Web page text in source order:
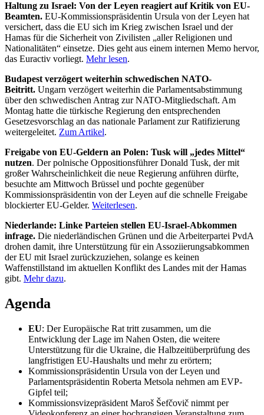
Haltung zu Israel: Von der Leyen reagiert auf Kritik von EU-
Beamten. EU-Kommissionspräsidentin Ursula von der Leyen hat
versichert, dass die EU sich im Krieg zwischen Israel und der
Hamas für die Sicherheit von Zivilisten „aller Religionen und
Nationalitäten“ einsetze. Dies geht aus einem internen Memo hervor,
das Euractiv vorliegt. Mehr lesen.
Budapest verzögert weiterhin schwedischen NATO-
Beitritt. Ungarn verzögert weiterhin die Parlamentsabstimmung
über den schwedischen Antrag zur NATO-Mitgliedschaft. Am
Montag hatte die türkische Regierung den entsprechenden
Gesetzesvorschlag an das nationale Parlament zur Ratifizierung
weitergeleitet. Zum Artikel.
Freigabe von EU-Geldern an Polen: Tusk will „jedes Mittel“
nutzen. Der polnische Oppositionsführer Donald Tusk, der mit
großer Wahrscheinlichkeit die neue Regierung anführen dürfte,
besuchte am Mittwoch Brüssel und pochte gegenüber
Kommissionspräsidentin von der Leyen auf die schnelle Freigabe
blockierter EU-Gelder. Weiterlesen.
Niederlande: Linke Parteien stellen EU-Israel-Abkommen
infrage. Die niederländischen Grünen und die Arbeiterpartei PvdA
drohen damit, ihre Unterstützung für ein Assoziierungsabkommen
der EU mit Israel zurückzuziehen, solange es keinen
Waffenstillstand im aktuellen Konflikt des Landes mit der Hamas
gibt. Mehr dazu.
Agenda
EU: Der Europäische Rat tritt zusammen, um die
Entwicklung der Lage im Nahen Osten, die weitere
Unterstützung für die Ukraine, die Halbzeitüberprüfung des
langfristigen EU-Haushalts und mehr zu erörtern;
Kommissionspräsidentin Ursula von der Leyen und
Parlamentspräsidentin Roberta Metsola nehmen am EVP-
Gipfel teil;
Kommissionsvizepräsident Maroš Šefčovič nimmt per